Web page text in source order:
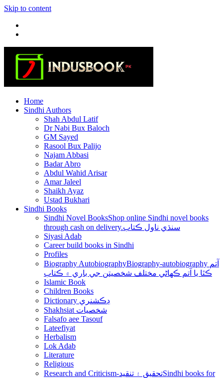
Skip to content
Home
Sindhi Authors
Shah Abdul Latif
Dr Nabi Bux Baloch
GM Sayed
Rasool Bux Palijo
Najam Abbasi
Badar Abro
Abdul Wahid Arisar
Amar Jaleel
Shaikh Ayaz
Ustad Bukhari
Sindhi Books
Sindhi Novel BooksShop online Sindhi novel books
through cash on delivery.سنڌي ناول ڪتاب
Siyasi Adab
Career build books in Sindhi
Profiles
Biography AutobiographyBiography-autobiography آتم
ڪٿا يا آتم ڪھاڻي مختلف شخصيتن جي باري ۾ ڪتاب
Islamic Book
Children Books
Dictionary ڊڪشنري
Shakhsiat شخصيات
Falsafo aee Tasouf
Lateefiyat
Herbalism
Lok Adab
Literature
Religious
Research and Criticism-تحقيق ۽ تنقيدSindhi books for